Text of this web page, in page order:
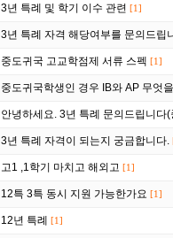
3년 특례 및 학기 이수 관련 [1]
3년 특례 자격 해당여부를 문의드립
중도귀국 고교학점제 서류 스펙 [1]
중도귀국학생인 경우 IB와 AP 무엇
안녕하세요. 3년 특례 문의드립니다
3년 특례 자격이 되는지 궁금합니다.
고1 ,1학기 마치고 해외고 [1]
12특 3특 동시 지원 가능한가요 [1]
12년 특례 [1]